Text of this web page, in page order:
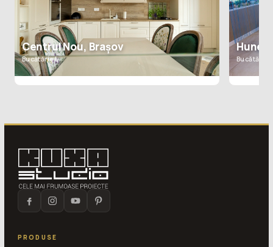
Centrul Nou, Brașov
Bucătărie L Bucătărie
PRODUSE